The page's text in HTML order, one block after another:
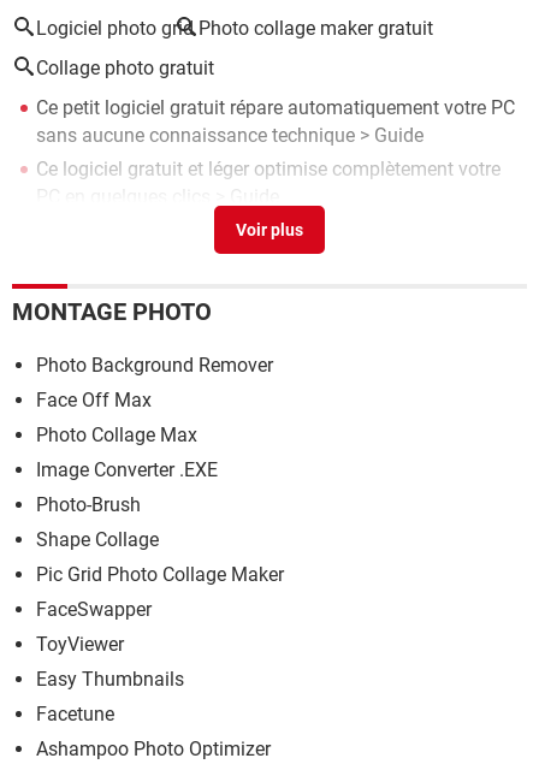
Logiciel photo grid Photo collage maker gratuit
Collage photo gratuit
Ce petit logiciel gratuit répare automatiquement votre PC
sans aucune connaissance technique > Guide
Ce logiciel gratuit et léger optimise complètement votre
PC en quelques clics
> Télécharger - Albums photo
supprime tout le superflu de Windows
MONTAGE PHOTO
Photo Background Remover
Face Off Max
Photo Collage Max
Image Converter .EXE
Photo-Brush
Shape Collage
Pic Grid Photo Collage Maker
FaceSwapper
ToyViewer
Easy Thumbnails
Facetune
Ashampoo Photo Optimizer